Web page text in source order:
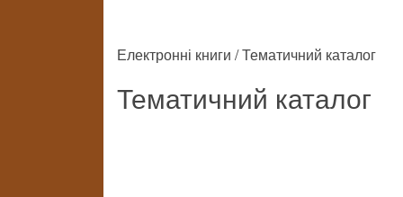
Електронні книги / Тематичний каталог
Тематичний каталог